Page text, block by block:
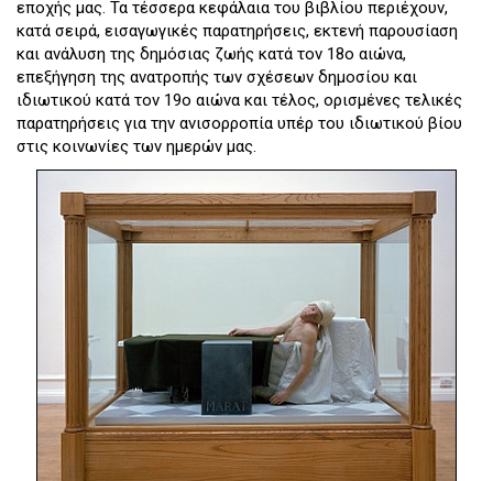
εποχής μας. Τα τέσσερα κεφάλαια του βιβλίου περιέχουν,
κατά σειρά, εισαγωγικές παρατηρήσεις, εκτενή παρουσίαση
και ανάλυση της δημόσιας ζωής κατά τον 18ο αιώνα,
επεξήγηση της ανατροπής των σχέσεων δημοσίου και
ιδιωτικού κατά τον 19ο αιώνα και τέλος, ορισμένες τελικές
παρατηρήσεις για την ανισορροπία υπέρ του ιδιωτικού βίου
στις κοινωνίες των ημερών μας.